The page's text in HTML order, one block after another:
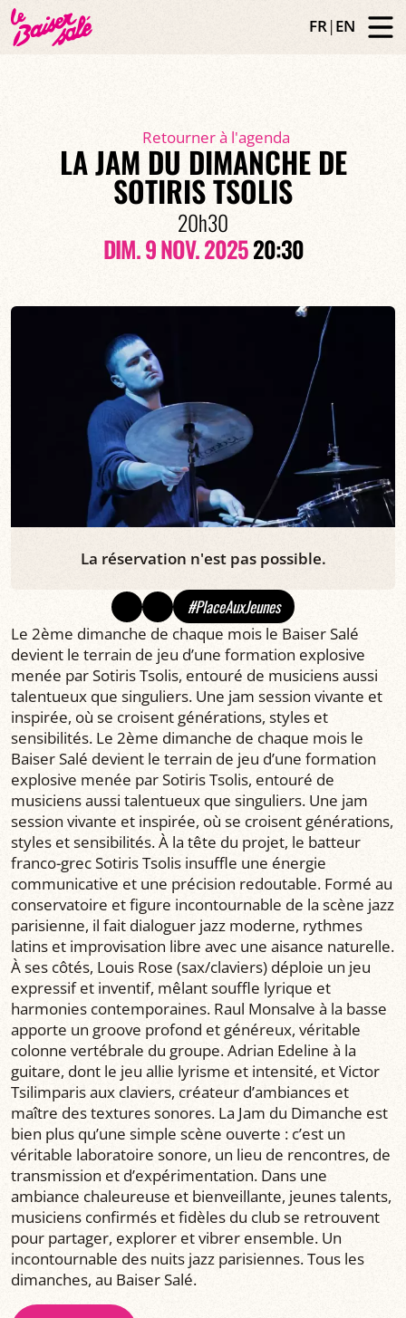
FR|EN
Retourner à l'agenda
LA JAM DU DIMANCHE DE
SOTIRIS TSOLIS
20h30
DIM. 9 NOV. 202520:30
La réservation n'est pas possible.
#PlaceAuxJeunes
Le 2ème dimanche de chaque mois le Baiser Salé
devient le terrain de jeu d’une formation explosive
menée par Sotiris Tsolis, entouré de musiciens aussi
talentueux que singuliers. Une jam session vivante et
inspirée, où se croisent générations, styles et
sensibilités. Le 2ème dimanche de chaque mois le
Baiser Salé devient le terrain de jeu d’une formation
explosive menée par Sotiris Tsolis, entouré de
musiciens aussi talentueux que singuliers. Une jam
session vivante et inspirée, où se croisent générations,
styles et sensibilités. À la tête du projet, le batteur
franco-grec Sotiris Tsolis insuffle une énergie
communicative et une précision redoutable. Formé au
conservatoire et figure incontournable de la scène jazz
parisienne, il fait dialoguer jazz moderne, rythmes
latins et improvisation libre avec une aisance naturelle.
À ses côtés, Louis Rose (sax/claviers) déploie un jeu
expressif et inventif, mêlant souffle lyrique et
harmonies contemporaines. Raul Monsalve à la basse
apporte un groove profond et généreux, véritable
colonne vertébrale du groupe. Adrian Edeline à la
guitare, dont le jeu allie lyrisme et intensité, et Victor
Tsilimparis aux claviers, créateur d’ambiances et
maître des textures sonores. La Jam du Dimanche est
bien plus qu’une simple scène ouverte : c’est un
véritable laboratoire sonore, un lieu de rencontres, de
transmission et d’expérimentation. Dans une
ambiance chaleureuse et bienveillante, jeunes talents,
musiciens confirmés et fidèles du club se retrouvent
pour partager, explorer et vibrer ensemble. Un
incontournable des nuits jazz parisiennes. Tous les
dimanches, au Baiser Salé.